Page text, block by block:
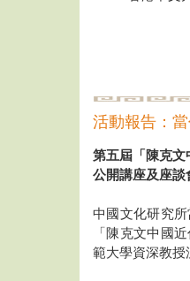
活動報告：
第五屆「陳克文
公開講座及座談
中國文化研究
「陳克文中國
範大學資深教授